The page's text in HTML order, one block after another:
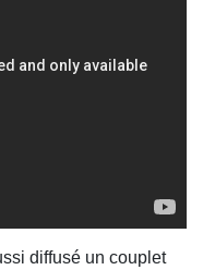
diffusé un couplet